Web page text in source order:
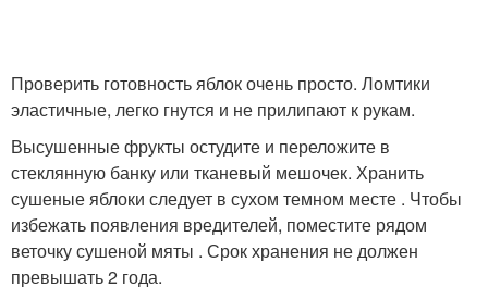
Проверить готовность яблок очень просто. Ломтики
эластичные, легко гнутся и не прилипают к рукам.
Высушенные фрукты остудите и переложите в
стеклянную банку или тканевый мешочек. Хранить
сушеные яблоки следует в сухом темном месте . Чтобы
избежать появления вредителей, поместите рядом
веточку сушеной мяты . Срок хранения не должен
превышать 2 года.